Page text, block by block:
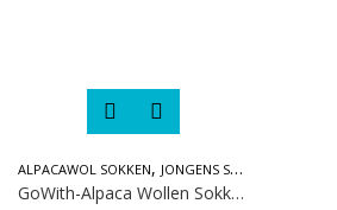
ALPACAWOL SOKKEN, JONGENS SOKKEN
GoWith-Alpaca Wollen Sokken-2 paar